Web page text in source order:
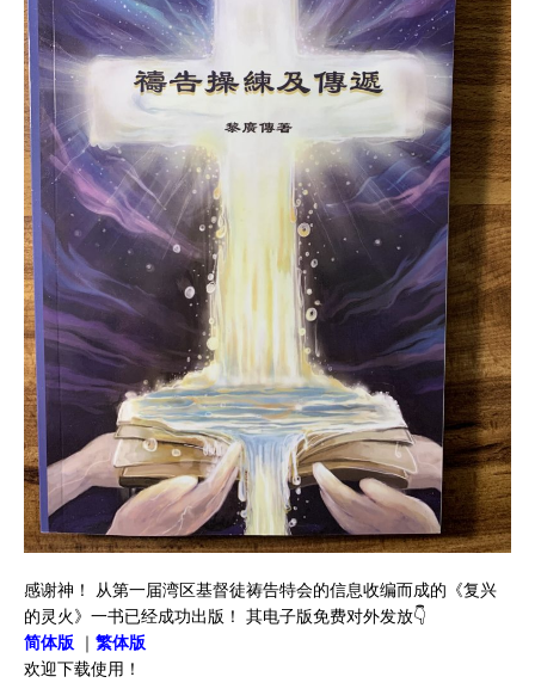
感谢神！ 从第一届湾区基督徒祷告特会的信息收编而成的《复兴
的灵火》一书已经成功出版！ 其电子版免费对外发放👇
简体版 ｜ 繁体版
欢迎下载使用！